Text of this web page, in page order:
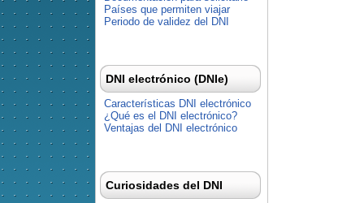
Países que permiten viajar
Periodo de validez del DNI
DNI electrónico (DNIe)
Características DNI electrónico
¿Qué es el DNI electrónico?
Ventajas del DNI electrónico
Curiosidades del DNI